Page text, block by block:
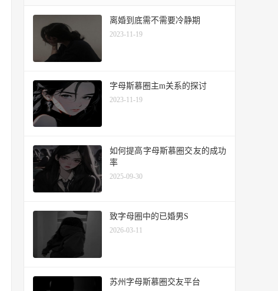
离婚到底需不需要冷静期
2023-11-19
字母斯慕圈主m关系的探讨
2023-11-19
如何提高字母斯慕圈交友的成功
率
2025-09-30
致字母圈中的已婚男S
2026-03-11
苏州字母斯慕圈交友平台